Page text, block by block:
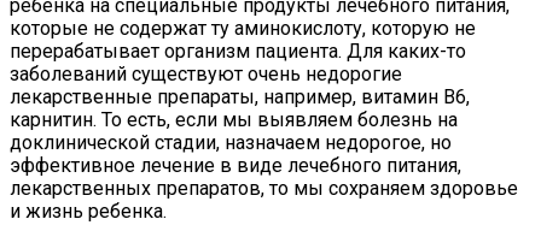
ребёнка на специальные продукты лечебного питания,
которые не содержат ту аминокислоту, которую не
перерабатывает организм пациента. Для каких-то
заболеваний существуют очень недорогие
лекарственные препараты, например, витамин B6,
карнитин. То есть, если мы выявляем болезнь на
доклинической стадии, назначаем недорогое, но
эффективное лечение в виде лечебного питания,
лекарственных препаратов, то мы сохраняем здоровье
и жизнь ребенка.